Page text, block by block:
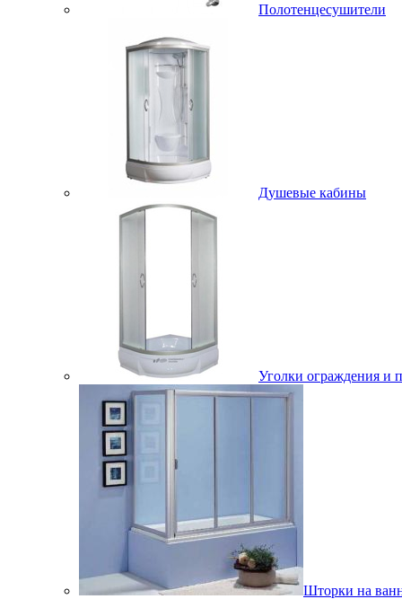
Полотенцесушители
Душевые кабины
Уголки ограждения и
Шторки на